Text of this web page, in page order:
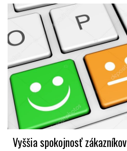
Vyššia spokojnosť zákazníkov